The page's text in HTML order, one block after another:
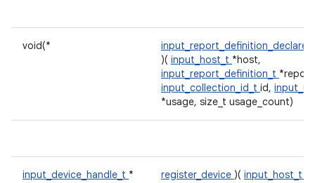
void(*
)( input_host_t *host,
input_report_definition_t
input_collection_id_t id,
*usage, size_t usage_count)
input_device_handle_t *
register_device )( input_host_t